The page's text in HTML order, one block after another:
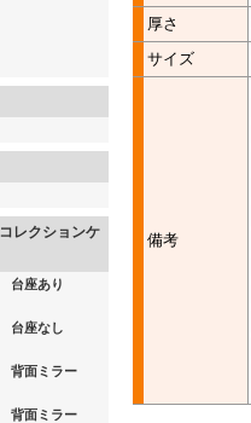
レクションケ
台座あり
台座なし
背面ミラー
背面ミラー
厚さ
サイズ
備考